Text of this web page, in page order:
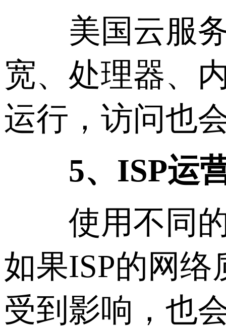
美国云服务
宽、处理器、
运行，访问也
5、ISP运营
使用不同的
如果ISP的网
受到影响，也